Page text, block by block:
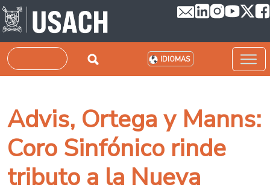
Pasar al contenido principal
Buscar IDIOMAS
Advis, Ortega y Manns:
Coro Sinfónico rinde
tributo a la Nueva